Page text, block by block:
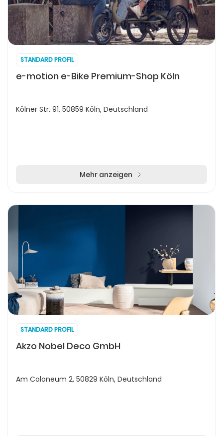
STANDARD PROFIL
e-motion e-Bike Premium-Shop Köln
Kölner Str. 91, 50859 Köln, Deutschland
Mehr anzeigen
STANDARD PROFIL
Akzo Nobel Deco GmbH
Am Coloneum 2, 50829 Köln, Deutschland